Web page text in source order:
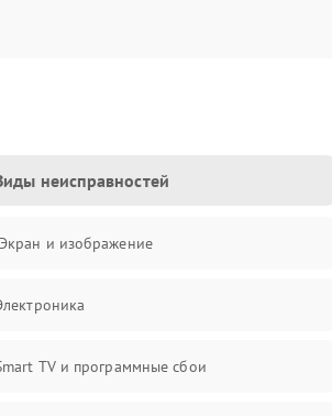
неисправностей
Экран и изображение
TV и программные сбои